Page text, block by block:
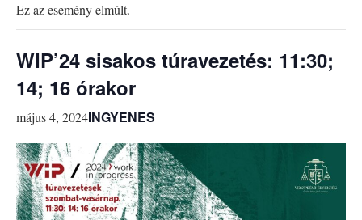
Ez az esemény elmúlt.
WIP’24 sisakos túravezetés: 11:30;
14; 16 órakor
május 4, 2024INGYENES